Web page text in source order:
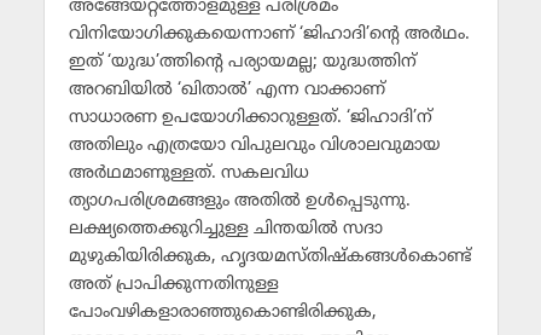
അങ്ങേയറ്റത്തോളമുള്ള പരിശ്രമം
വിനിയോഗിക്കുകയെന്നാണ് ‘ജിഹാദി’ന്റെ അര്‍ഥം.
ഇത് ‘യുദ്ധ’ത്തിന്റെ പര്യായമല്ല; യുദ്ധത്തിന്
അറബിയില്‍ ‘ഖിതാല്‍’ എന്ന വാക്കാണ്
സാധാരണ ഉപയോഗിക്കാറുള്ളത്. ‘ജിഹാദി’ന്
അതിലും എത്രയോ വിപുലവും വിശാലവുമായ
അര്‍ഥമാണുള്ളത്. സകലവിധ
ത്യാഗപരിശ്രമങ്ങളും അതില്‍ ഉള്‍പ്പെടുന്നു.
ലക്ഷ്യത്തെക്കുറിച്ചുള്ള ചിന്തയില്‍ സദാ
മുഴുകിയിരിക്കുക, ഹൃദയമസ്തിഷ്‌കങ്ങള്‍കൊണ്ട്
അത് പ്രാപിക്കുന്നതിനുള്ള
പോംവഴികളാരാഞ്ഞുകൊണ്ടിരിക്കുക,